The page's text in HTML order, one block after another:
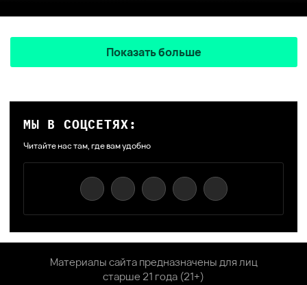
Показать больше
МЫ В СОЦСЕТЯХ:
Читайте нас там, где вам удобно
Материалы сайта предназначены для лиц
старше 21 года (21+)